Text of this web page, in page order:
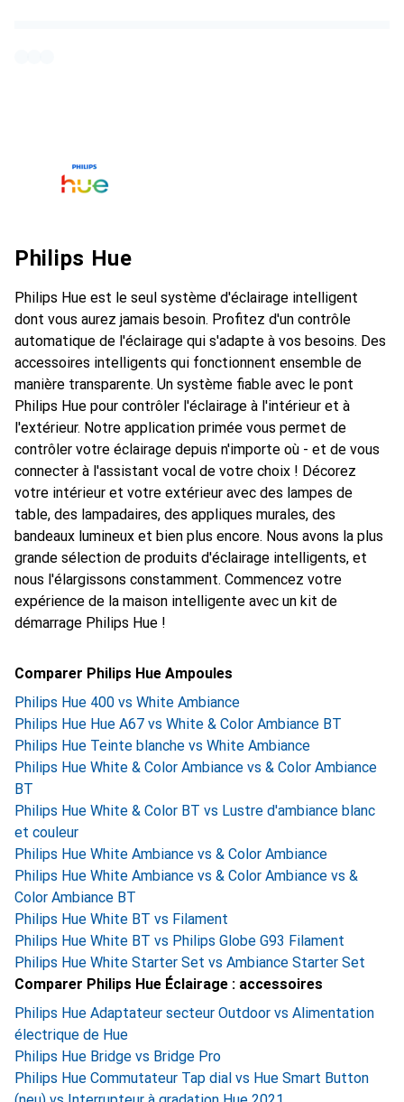
Philips Hue
Philips Hue est le seul système d'éclairage intelligent
dont vous aurez jamais besoin. Profitez d'un contrôle
automatique de l'éclairage qui s'adapte à vos besoins. Des
accessoires intelligents qui fonctionnent ensemble de
manière transparente. Un système fiable avec le pont
Philips Hue pour contrôler l'éclairage à l'intérieur et à
l'extérieur. Notre application primée vous permet de
contrôler votre éclairage depuis n'importe où - et de vous
connecter à l'assistant vocal de votre choix ! Décorez
votre intérieur et votre extérieur avec des lampes de
table, des lampadaires, des appliques murales, des
bandeaux lumineux et bien plus encore. Nous avons la plus
grande sélection de produits d'éclairage intelligents, et
nous l'élargissons constamment. Commencez votre
expérience de la maison intelligente avec un kit de
démarrage Philips Hue !
Comparer Philips Hue Ampoules
Philips Hue 400 vs White Ambiance
Philips Hue Hue A67 vs White & Color Ambiance BT
Philips Hue Teinte blanche vs White Ambiance
Philips Hue White & Color Ambiance vs & Color Ambiance
BT
Philips Hue White & Color BT vs Lustre d'ambiance blanc
et couleur
Philips Hue White Ambiance vs & Color Ambiance
Philips Hue White Ambiance vs & Color Ambiance vs &
Color Ambiance BT
Philips Hue White BT vs Filament
Philips Hue White BT vs Philips Globe G93 Filament
Philips Hue White Starter Set vs Ambiance Starter Set
Comparer Philips Hue Éclairage : accessoires
Philips Hue Adaptateur secteur Outdoor vs Alimentation
électrique de Hue
Philips Hue Bridge vs Bridge Pro
Philips Hue Commutateur Tap dial vs Hue Smart Button